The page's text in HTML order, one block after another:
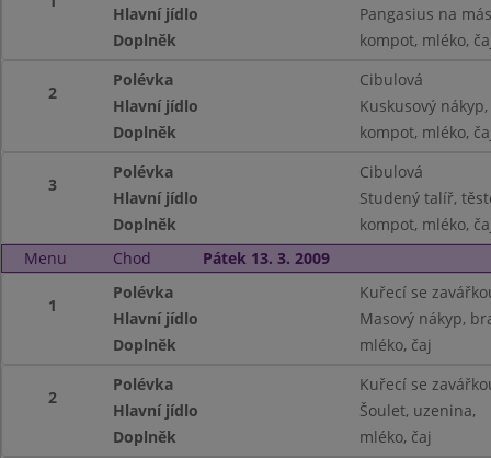
Hlavní jídlo
Pangasius na
Doplněk
kompot, mléko,
2
Polévka
Cibulová
Hlavní jídlo
Kuskusový nákyp,
Doplněk
kompot, mléko,
3
Polévka
Cibulová
Hlavní jídlo
Studený talíř,
Doplněk
kompot, mléko,
Menu
Chod Pátek 13. 3. 2009
1
Polévka
Kuřecí se
Hlavní jídlo
Masový nákyp,
Doplněk
mléko, čaj
2
Polévka
Kuřecí se
Hlavní jídlo
Šoulet, uzenina,
Doplněk
mléko, čaj